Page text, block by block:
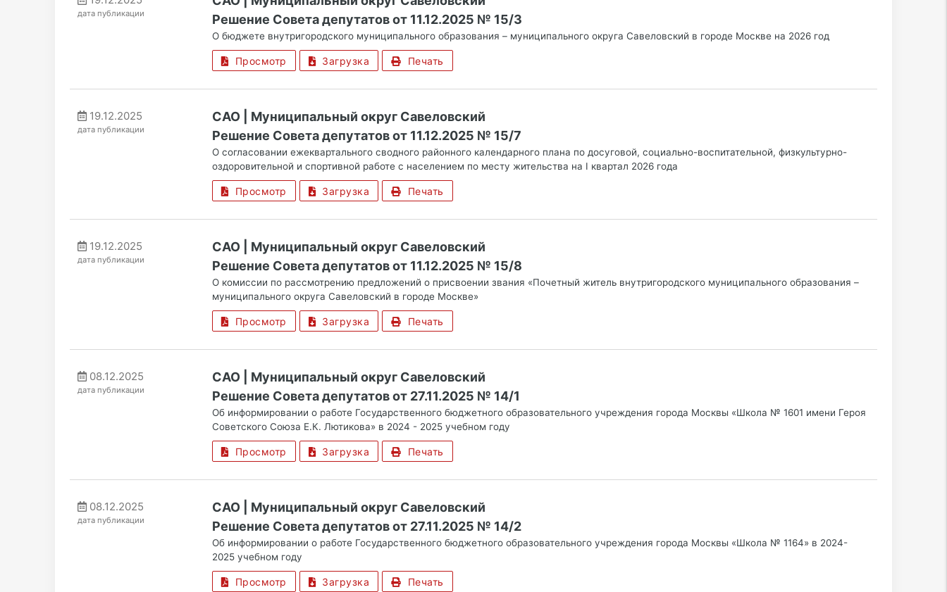
дата публикации
Решение Совета депутатов от 11.12.2025 № 15/3
О бюджете внутригородского муниципального образования – муниципального округа Савеловский в городе Москве на 2026 год
Просмотр Загрузка Печать
19.12.2025
дата публикации
САО | Муниципальный округ Савеловский
Решение Совета депутатов от 11.12.2025 № 15/7
О согласовании ежеквартального сводного районного календарного плана по досуговой, социально-воспитательной, физкультурно-
оздоровительной и спортивной работе с населением по месту жительства на I квартал 2026 года
Просмотр Загрузка Печать
19.12.2025
дата публикации
САО | Муниципальный округ Савеловский
Решение Совета депутатов от 11.12.2025 № 15/8
О комиссии по рассмотрению предложений о присвоении звания «Почетный житель внутригородского муниципального образования –
муниципального округа Савеловский в городе Москве»
Просмотр Загрузка Печать
08.12.2025
дата публикации
САО | Муниципальный округ Савеловский
Решение Совета депутатов от 27.11.2025 № 14/1
Об информировании о работе Государственного бюджетного образовательного учреждения города Москвы «Школа № 1601 имени Героя
Советского Союза Е.К. Лютикова» в 2024 - 2025 учебном году
Просмотр Загрузка Печать
08.12.2025
дата публикации
САО | Муниципальный округ Савеловский
Решение Совета депутатов от 27.11.2025 № 14/2
Об информировании о работе Государственного бюджетного образовательного учреждения города Москвы «Школа № 1164» в 2024-
2025 учебном году
Просмотр Загрузка Печать